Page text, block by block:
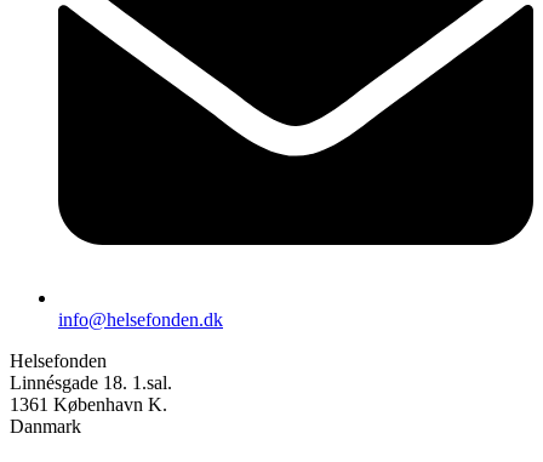
info@helsefonden.dk
Helsefonden
Linnésgade 18. 1.sal.
1361 København K.
Danmark